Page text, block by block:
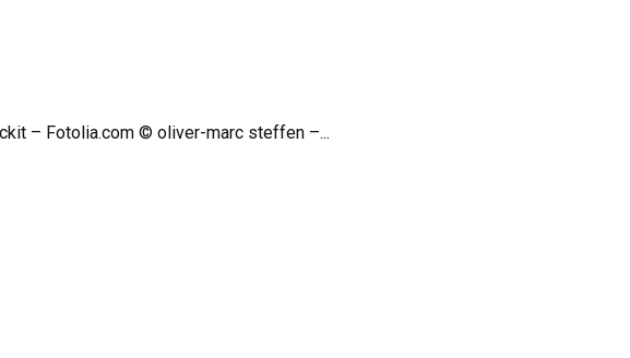
– Fotolia.com © oliver-marc steffen –...